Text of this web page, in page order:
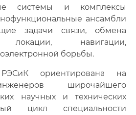
системы и комплексы
ансамбли
задачи связи, обмена
локации, навигации,
борьбы.
РЭСиК ориентирована на
широчайшего
научных и технических
цикл специальности